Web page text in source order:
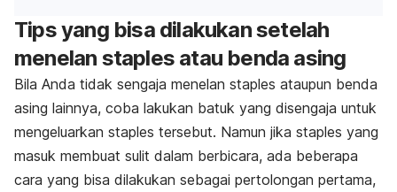
Tips yang bisa dilakukan setelah
menelan staples atau benda asing
Bila Anda tidak sengaja menelan staples ataupun benda
asing lainnya, coba lakukan batuk yang disengaja untuk
mengeluarkan staples tersebut. Namun jika staples yang
masuk membuat sulit dalam berbicara, ada beberapa
cara yang bisa dilakukan sebagai pertolongan pertama,